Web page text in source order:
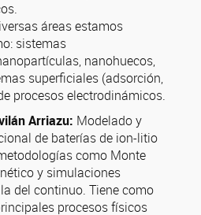
áreas estamos
sistemas
nanohuecos,
superficiales (adsorción,
procesos electrodinámicos.
Arriazu: Modelado y
de baterías de ion-litio
como Monte
y simulaciones
del continuo. Tiene como
procesos físicos